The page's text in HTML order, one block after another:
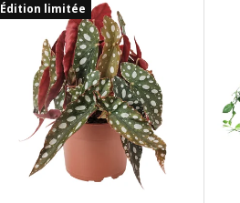
Édition limitée